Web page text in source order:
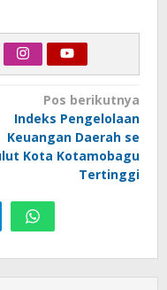
Pos berikutnya
Indeks Pengelolaan
Keuangan Daerah se
Kota Kotamobagu
Tertinggi